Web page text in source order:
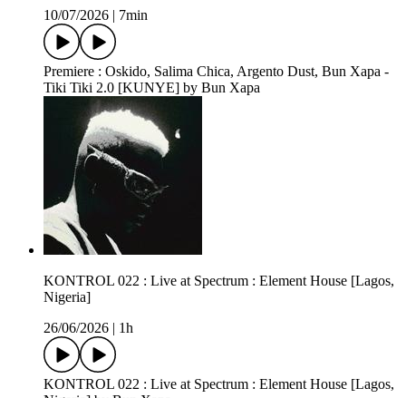
10/07/2026
7min
Premiere : Oskido, Salima Chica, Argento Dust, Bun Xapa -
Tiki Tiki 2.0 [KUNYE] by Bun Xapa
KONTROL 022 : Live at Spectrum : Element House [Lagos,
Nigeria]
26/06/2026
1h
KONTROL 022 : Live at Spectrum : Element House [Lagos,